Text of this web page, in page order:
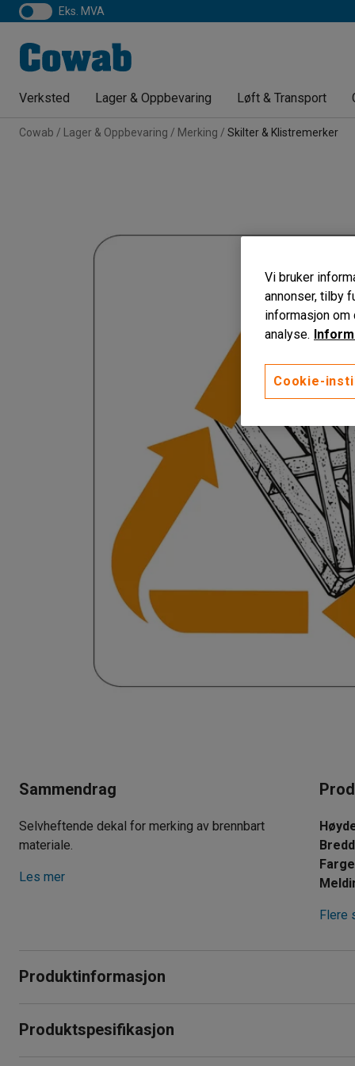
eks. MVA
Verksted Lager & Oppbevaring Løft & Transport
Cowab Lager & Oppbevaring Merking Skilter & Klistremerker
Sammendrag
Selvheftende dekal for merking av brennbart
materiale.
Les mer
Farge
Flere
Produktinformasjon
kan enkelt merke opp ulike beholdere til forskjellig avfall.
Produktspesifikasjon
Vi bruker
annonser, tilby
informasjon om
analyse.
Cookie-